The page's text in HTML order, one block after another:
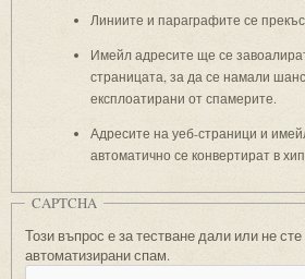
Линиите и параграфите се
Имейл адресите ще се
страницата, за да се намали
експлоатирани от спамерите.
Адресите на уеб-страници и
автоматично се конвертират в
CAPTCHA
Този въпрос е за тестване дали или не
автоматизирани спам.